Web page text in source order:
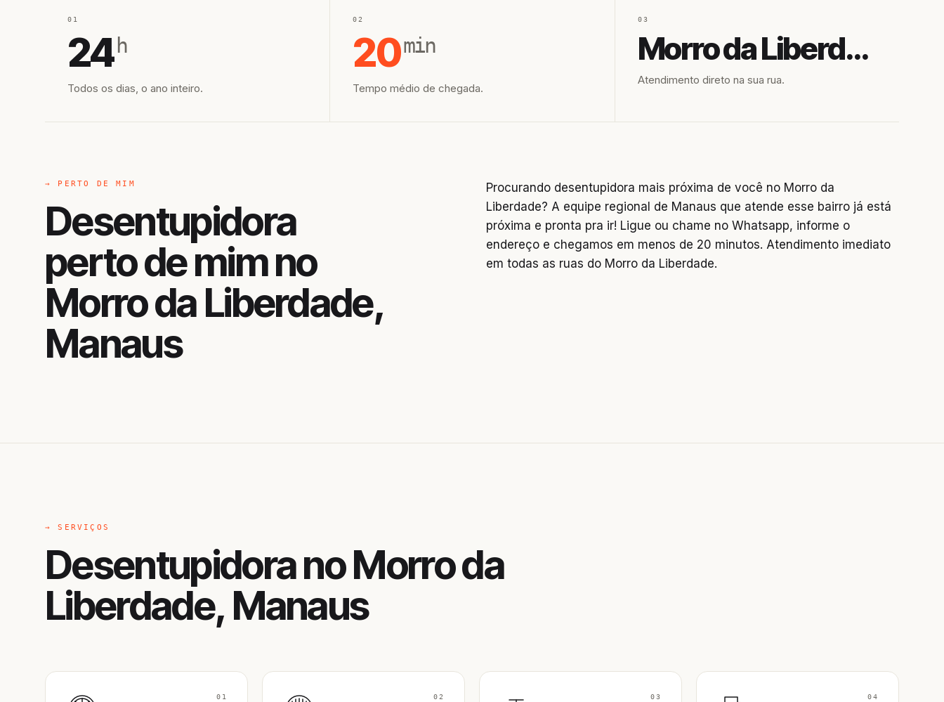
01
24 h
Todos os dias, o ano inteiro.
02
20min
Tempo médio de chegada.
03
Morro da Liberdade
Atendimento direto na sua rua.
→ PERTO DE MIM
Desentupidora
perto de mim no
Morro da Liberdade,
Manaus
Procurando desentupidora mais próxima de você no Morro da
Liberdade? A equipe regional de Manaus que atende esse bairro já está
próxima e pronta pra ir! Ligue ou chame no Whatsapp, informe o
endereço e chegamos em menos de 20 minutos. Atendimento imediato
em todas as ruas do Morro da Liberdade.
→ SERVIÇOS
Desentupidora no Morro da
Liberdade, Manaus
01 02 03 04